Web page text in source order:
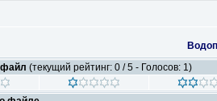
файл (текущий рейтинг: 0 / 5 - Голосов: 1)